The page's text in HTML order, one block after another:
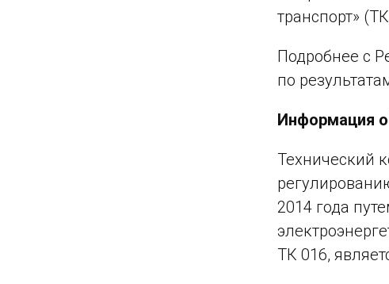
транспорт»
Подробнее с
по
Информация
Технический
2014 года
ТК 016,